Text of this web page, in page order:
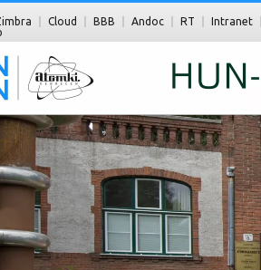
Cloud BBB Andoc RT
Intranet